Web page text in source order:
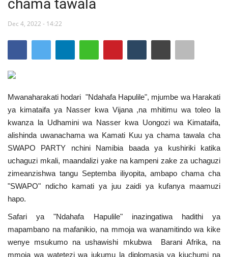
Wasiliana
Misri
Timu yetu
Urithi wa Nasser
Habari
Harakati ya Nasser kwa Vijana
Kanuni na Masharti ya Udhamini wa
Nasser
Udhamini wa Nasser
chama tawala
Dec 4, 2022 - 14:22
Mwanaharakati hodari "Ndahafa Hapulile", mjumbe wa Harakati
ya kimataifa ya Nasser kwa Vijana ,na mhitimu wa toleo la
kwanza la Udhamini wa Nasser kwa Uongozi wa Kimataifa,
alishinda uwanachama wa Kamati Kuu ya chama tawala cha
SWAPO PARTY nchini Namibia baada ya kushiriki katika
uchaguzi mkali, maandalizi yake na kampeni zake za uchaguzi
zimeanzishwa tangu Septemba iliyopita, ambapo chama cha
"SWAPO" ndicho kamati ya juu zaidi ya kufanya maamuzi
hapo.
Safari ya "Ndahafa Hapulile" inazingatiwa hadithi ya
mapambano na mafanikio, na mmoja wa wanamitindo wa kike
wenye msukumo na ushawishi mkubwa Barani Afrika, na
mmoja wa watetezi wa jukumu la diplomasia ya kiuchumi na